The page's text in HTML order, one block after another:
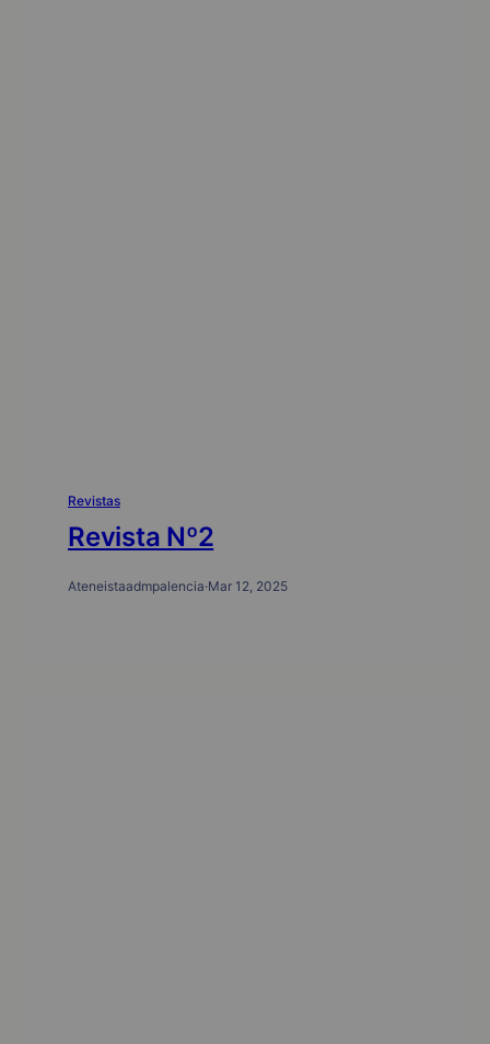
Revistas
Revista Nº2
Ateneistaadmpalencia·Mar 12, 2025